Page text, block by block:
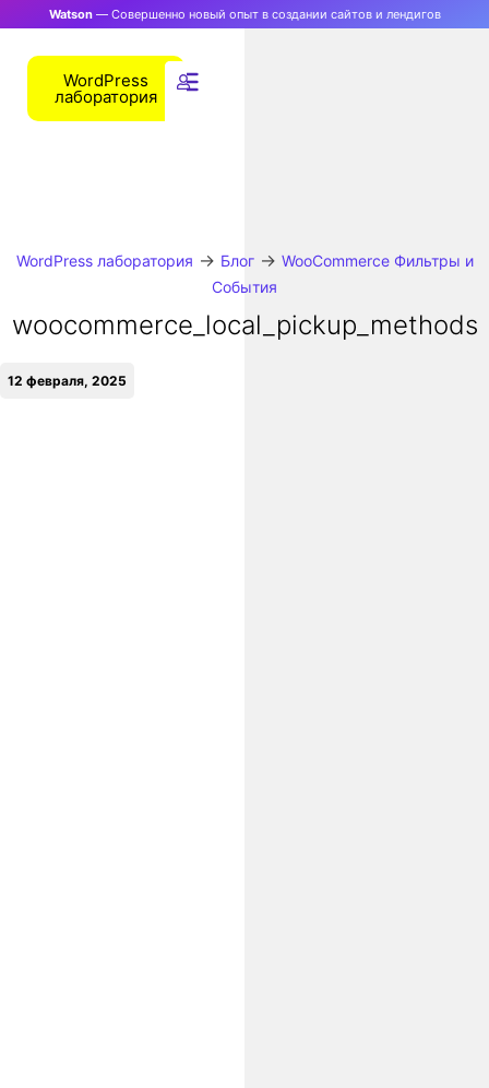
Watson— Совершенно новый опыт в создании сайтов и лендигов
WordPress
лаборатория
WordPress лаборатория → Блог→ WooCommerce Фильтры и
События
woocommerce_local_pickup_methods
12 февраля, 2025